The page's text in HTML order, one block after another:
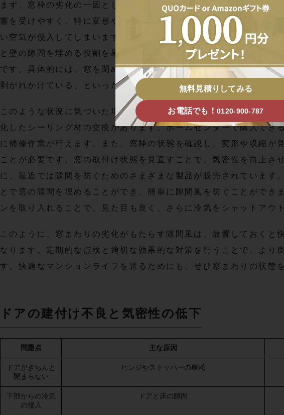
まず、窓枠の劣化の一因として考えられるのが使用されている材質
響を受けやすく、特に変形や収縮が生じやすいです。これにより窓
い空気が侵入してしまいます。また、シーリング材の劣化も大きな
と壁の隙間を埋める役割を果たしており、劣化が進むことでその機
です。具体的には、窓を閉めても隙間が感じられる、窓枠の表面に
剥がれかけている、といった症状が見られます。
このような状況に気づいた場合、早めの対策が重要です。例えば、
化したシーリング材の交換があります。ホームセンターで購入でき
に補修作業が行えます。また、窓枠の状態を確認し、変形や収縮が
ことが必要です。窓の取付け状態を見直すことで、気密性を向上さ
に、最近では隙間を防ぐためのさまざまな製品が販売されています
とで窓の隙間を埋めることができ、簡単に隙間風を防ぐことができ
ンを取り入れることで、見た目も良く、さらに冷気をシャットアウ
このように、窓まわりの劣化がもたらす隙間風は、放置しておくと
なります。定期的な点検と適切な効果的な対策を行うことで、より
す。快適なマンションライフを送るためにも、ぜひ窓まわりの状態
ドアの建付け不良と気密性の低下
問題点 主な原因
ドアがきちんと
閉まらない
ヒンジやストッパーの摩耗
下部からの冷気
の侵入
ドアと床の隙間
無料見積りしてみる
お電話でも！0120-900-787